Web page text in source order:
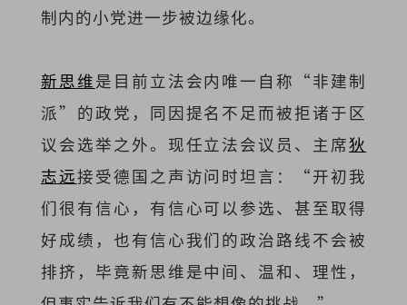
制内的小党进一步被边缘化。
新思维是目前立法会内唯一自称“非建制
派”的政党，同因提名不足而被拒诸于区
议会选举之外。现任立法会议员、主席狄
志远接受德国之声访问时坦言：“开初我
们很有信心，有信心可以参选、甚至取得
好成绩，也有信心我们的政治路线不会被
排挤，毕竟新思维是中间、温和、理性，